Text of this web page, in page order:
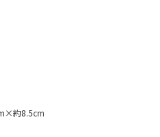
約8.5cm